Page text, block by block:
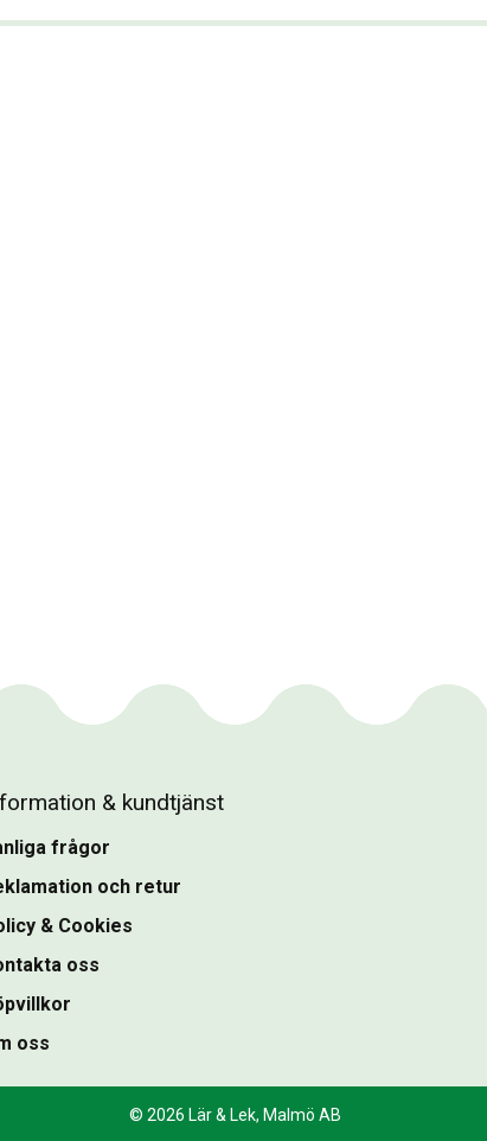
& kundtjänst
frågor
och retur
& Cookies
oss
oss
© 2026 Lär & Lek, Malmö AB